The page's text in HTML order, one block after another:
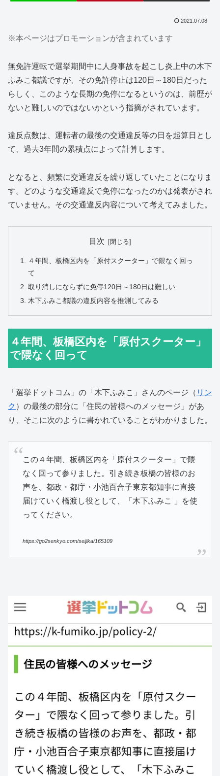
2021.07.08
※本ページはプロモーションが含まれています
無免許運転で選挙期間中に人身事故を起こし炎上中の木下
ふみこ都議ですが、その免許停止は120日～180日だった
らしく、このような長期の免停になるというのは、前歴が
ないと難しいのではないかという指摘がされています。
違反点数は、運転者の最後の交通違反等の日を起算日とし
て、過去3年間の累積点によって計算します。
となると、頻繁に交通違反を繰り返していたことになりま
す。どのような交通違反で免停になったのかは発表がされ
ていません。その交通違反内容について考えてみました。
目次
４年間、板橋区内を「原付スクーター」で隈なく回っ
て
取り消しにならずに免停120日～180日は難しい
木下ふみこ都議の違反内容を推測してみる
４年間、板橋区内を「原付スクーター」
で隈なく回って
「選挙ドットコム」の「木下ふみこ」さんのページ（ リン
ク ）の最後の部分に「住民の皆様へのメッセージ」があ
り、そこに次のように書かれていることがわかりました。
この４年間、板橋区内を「原付スクーター」で隈
なく回って参りました。引き続き板橋の皆様のお
声を、都政・都庁・小池百合子東京都知事に直接
届けていく橋渡し役として、「木下ふみこ 」を使
ってください。
https://go2senkyo.com/seijika/165109